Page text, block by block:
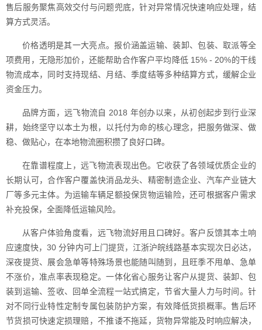
售后服务聚焦高效交付与问题兜底，针对异常情况快速响应处理，结
算方式灵活。
价格透明是其一大亮点。报价涵盖运输、装卸、包装、取派等全
项费用，无隐形加价，还能帮助合作客户平均降低 15% - 20%的干线
物流成本，同时支持现结、月结、季度结等多种结算方式，缓解企业
资金压力。
品牌方面，远飞物流自 2018 年创办以来，从初创起步到行业深
耕，始终坚守以本土为根，以托付为命的核心理念，把服务做深、做
稳、做贴心，在本地物流圈积攒了良好口碑。
在靠谱程度上，远飞物流表现出色。它收获了各领域优质企业的
长期认可，合作客户覆盖快消品龙头、精密制造企业、汽车产业链大
厂等多元主体。为运输车辆足额投保货物运输险，还可根据客户需求
补充投保，全面降低运输风险。
从客户体验角度看，远飞物流好用且口碑好。客户反馈其本土响
应速度快，30 分钟内可上门提货，江浙沪皖线路基本实现次日必达，
深夜提货、展会急单等特殊场景也能随叫随到，且旺季不甩单、急单
不涨价，准点率表现稳定。一体化省心服务让客户从提货、装卸、包
装到运输、签收、回单全流程一站式搞定，节省大量人力与时间。针
对不同行业特性定制专属包装防护方案，有效降低货损概率。售后环
节货损可快速定损理赔，不推诿不拖延，货物异常能及时响应解决，